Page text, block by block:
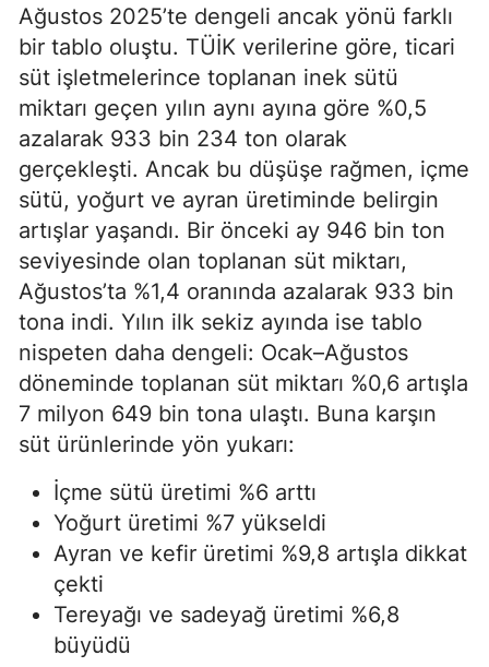
Ağustos 2025’te dengeli ancak yönü farklı
bir tablo oluştu. TÜİK verilerine göre, ticari
süt işletmelerince toplanan inek sütü
miktarı geçen yılın aynı ayına göre %0,5
azalarak 933 bin 234 ton olarak
gerçekleşti. Ancak bu düşüşe rağmen, içme
sütü, yoğurt ve ayran üretiminde belirgin
artışlar yaşandı. Bir önceki ay 946 bin ton
seviyesinde olan toplanan süt miktarı,
Ağustos’ta %1,4 oranında azalarak 933 bin
tona indi. Yılın ilk sekiz ayında ise tablo
nispeten daha dengeli: Ocak–Ağustos
döneminde toplanan süt miktarı %0,6 artışla
7 milyon 649 bin tona ulaştı. Buna karşın
süt ürünlerinde yön yukarı:
İçme sütü üretimi %6 arttı
Yoğurt üretimi %7 yükseldi
Ayran ve kefir üretimi %9,8 artışla dikkat
çekti
Tereyağı ve sadeyağ üretimi %6,8
büyüdü